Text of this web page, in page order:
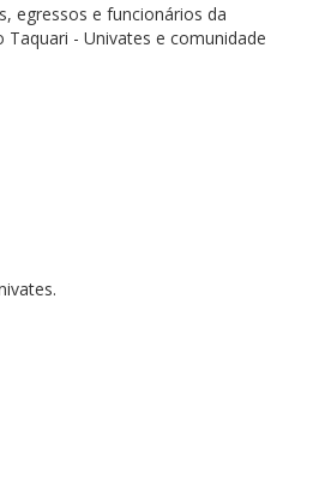
egressos e funcionários da
Taquari - Univates e comunidade